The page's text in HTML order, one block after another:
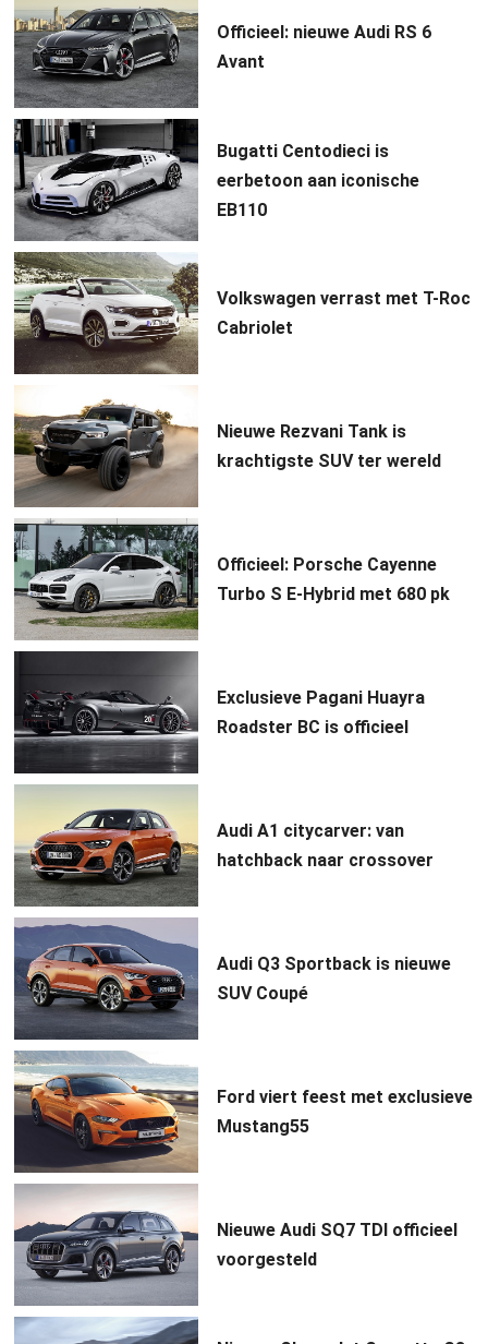
Officieel: nieuwe Audi RS 6
Avant
Bugatti Centodieci is
eerbetoon aan iconische
EB110
Volkswagen verrast met T-Roc
Cabriolet
Nieuwe Rezvani Tank is
krachtigste SUV ter wereld
Officieel: Porsche Cayenne
Turbo S E-Hybrid met 680 pk
Exclusieve Pagani Huayra
Roadster BC is officieel
Audi A1 citycarver: van
hatchback naar crossover
Audi Q3 Sportback is nieuwe
SUV Coupé
Ford viert feest met exclusieve
Mustang55
Nieuwe Audi SQ7 TDI officieel
voorgesteld